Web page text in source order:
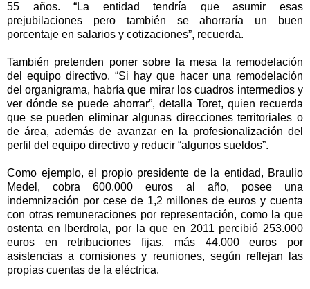
55 años. “La entidad tendría que asumir esas
prejubilaciones pero también se ahorraría un buen
porcentaje en salarios y cotizaciones”, recuerda.
También pretenden poner sobre la mesa la remodelación
del equipo directivo. “Si hay que hacer una remodelación
del organigrama, habría que mirar los cuadros intermedios y
ver dónde se puede ahorrar”, detalla Toret, quien recuerda
que se pueden eliminar algunas direcciones territoriales o
de área, además de avanzar en la profesionalización del
perfil del equipo directivo y reducir “algunos sueldos”.
Como ejemplo, el propio presidente de la entidad, Braulio
Medel, cobra 600.000 euros al año, posee una
indemnización por cese de 1,2 millones de euros y cuenta
con otras remuneraciones por representación, como la que
ostenta en Iberdrola, por la que en 2011 percibió 253.000
euros en retribuciones fijas, más 44.000 euros por
asistencias a comisiones y reuniones, según reflejan las
propias cuentas de la eléctrica.